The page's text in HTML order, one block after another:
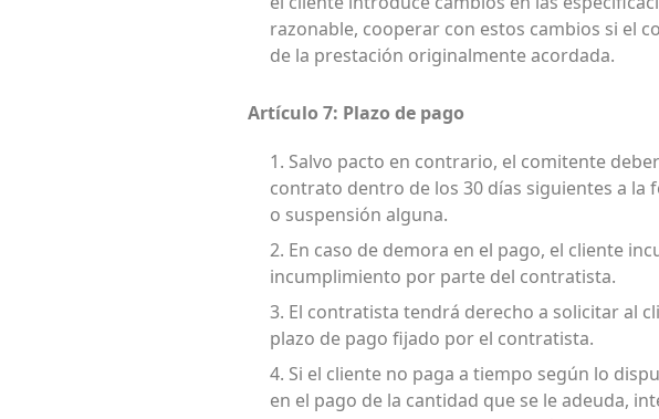
razonable, cooperar con estos cambios si el
de la prestación originalmente acordada.
Artículo 7: Plazo de pago
1. Salvo pacto en contrario, el comitente
contrato dentro de los 30 días siguientes a la
o suspensión alguna.
2. En caso de demora en el pago, el cliente
incumplimiento por parte del contratista.
3. El contratista tendrá derecho a solicitar al
plazo de pago fijado por el contratista.
4. Si el cliente no paga a tiempo según lo
en el pago de la cantidad que se le adeuda,